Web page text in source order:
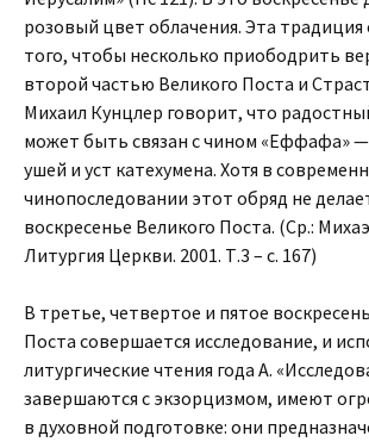
розовый цвет облачения. Эта традиция
того, чтобы несколько приободрить
второй частью Великого Поста и
Михаил Кунцлер говорит, что
может быть связан с чином «Еффафа»
ушей и уст катехумена. Хотя в
чинопоследовании этот обряд не
воскресенье Великого Поста. (Ср.:
Литургия Церкви. 2001. Т.3 – с. 167)
В третье, четвертое и пятое
Поста совершается исследование, и
литургические чтения года А.
завершаются с экзорцизмом, имеют
в духовной подготовке: они